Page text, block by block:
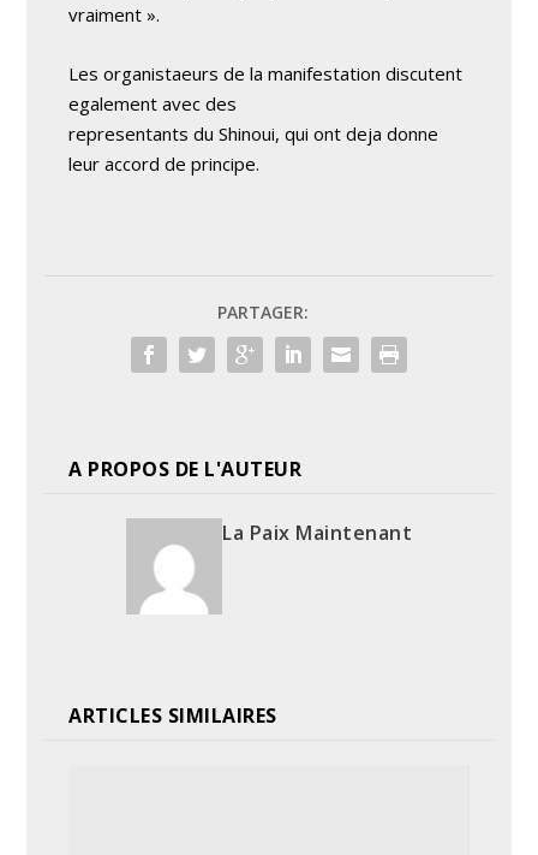
vraiment ».
Les organistaeurs de la manifestation discutent
egalement avec des
representants du Shinoui, qui ont deja donne
leur accord de principe.
PARTAGER:
A PROPOS DE L'AUTEUR
La Paix Maintenant
ARTICLES SIMILAIRES